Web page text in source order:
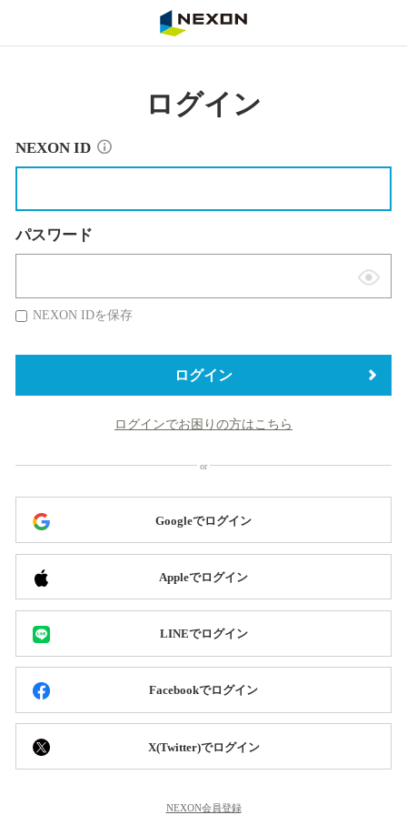
ログイン
NEXON ID
パスワード
表
替
NEXON IDを保存
ログイン
ログインでお困りの方はこちら
Googleでログイン
Appleでログイン
LINEでログイン
Facebookでログイン
X(Twitter)でログイン
NEXON会員登録